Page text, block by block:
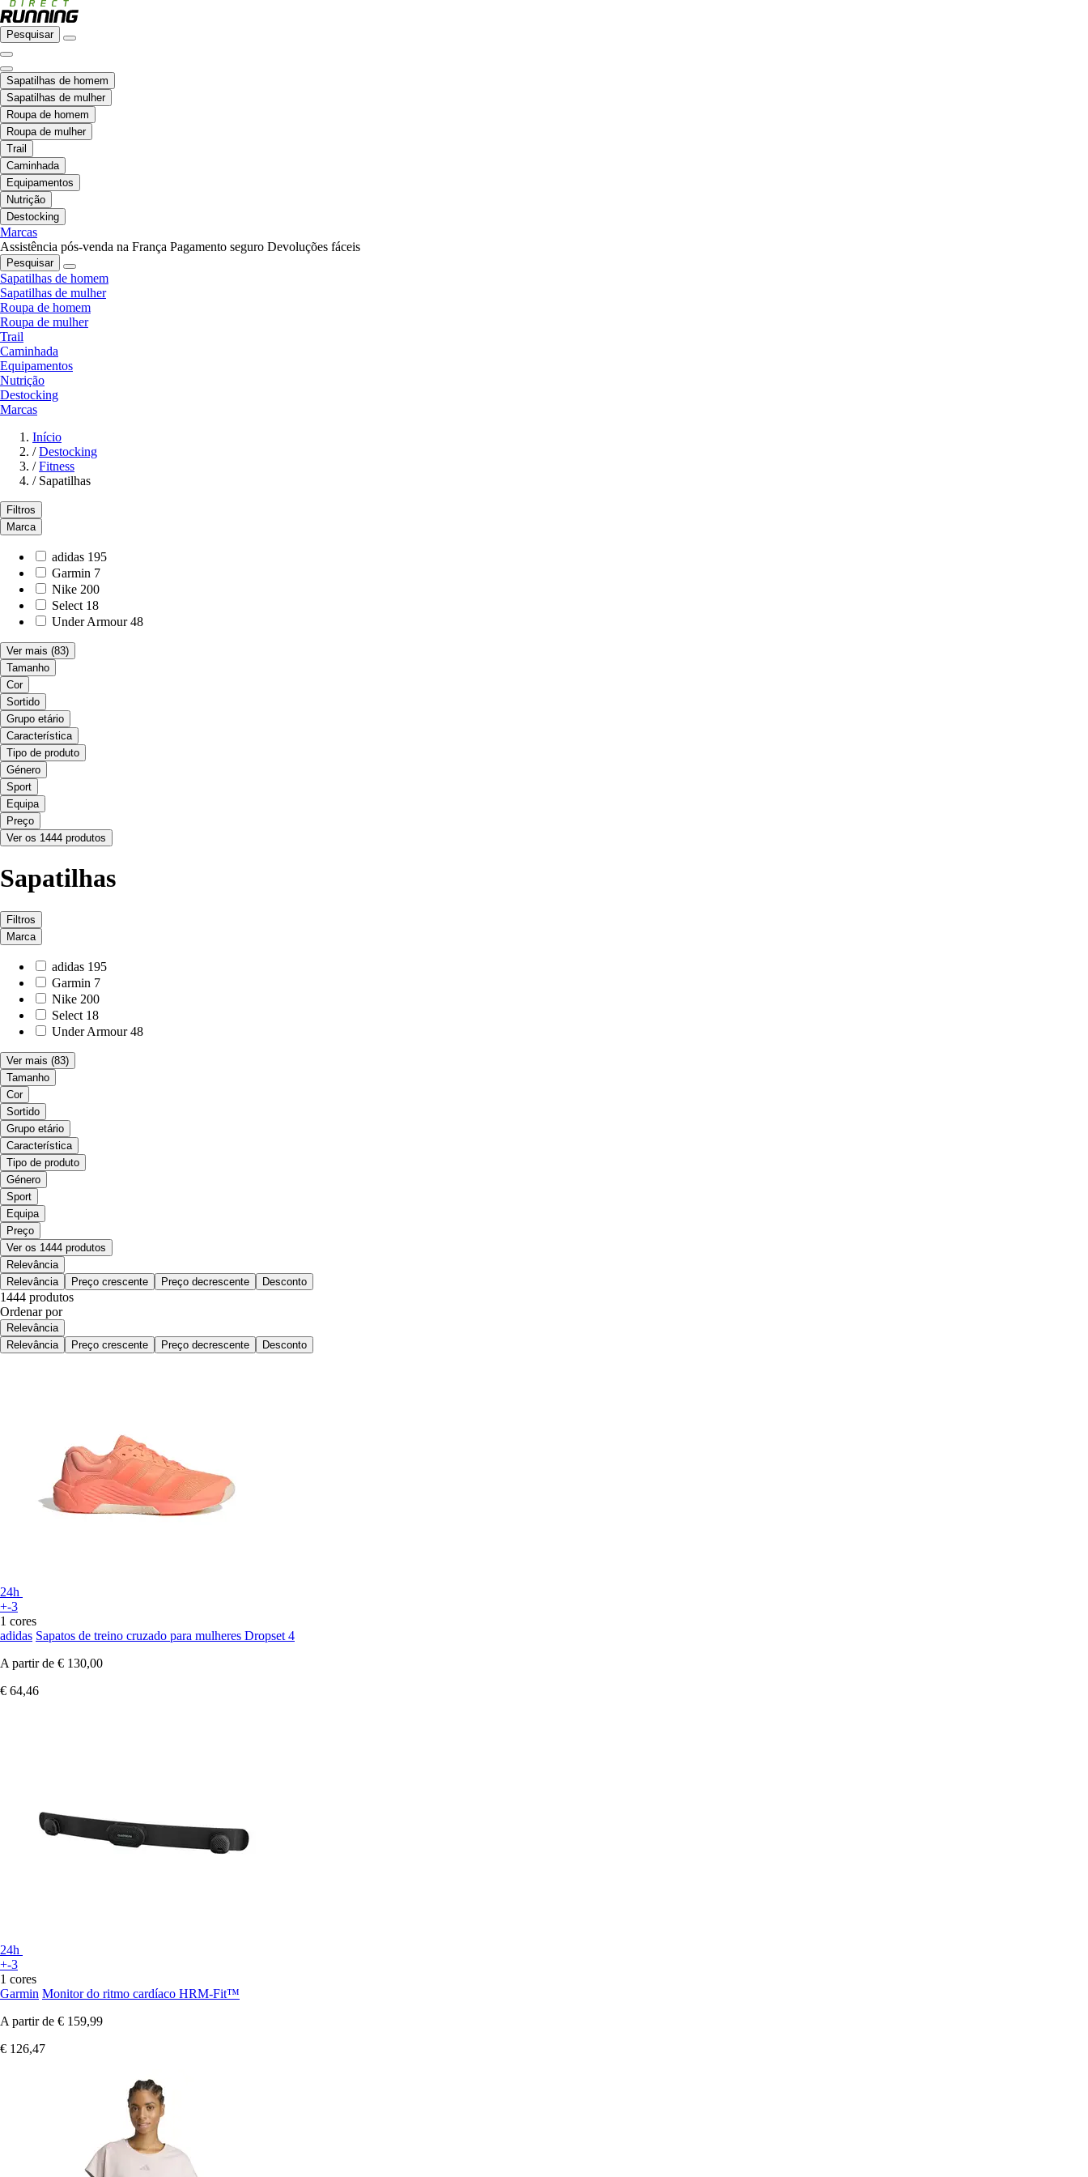
Pesquisar
Sapatilhas de homem
Sapatilhas de mulher
Roupa de homem
Roupa de mulher
Trail
Caminhada
Equipamentos
Nutrição
Destocking
Marcas
Assistência pós-venda na França Pagamento seguro Devoluções fáceis
Pesquisar
Sapatilhas de homem
Sapatilhas de mulher
Roupa de homem
Roupa de mulher
Trail
Caminhada
Equipamentos
Nutrição
Destocking
Marcas
Início
/ Destocking
/ Fitness
/ Sapatilhas
Filtros
Marca
adidas 195
Garmin 7
Nike 200
Select 18
Under Armour 48
Ver mais (83)
Tamanho
Cor
Sortido
Grupo etário
Característica
Tipo de produto
Género
Sport
Equipa
Preço
Ver os 1444 produtos
Sapatilhas
Filtros
Marca
adidas 195
Garmin 7
Nike 200
Select 18
Under Armour 48
Ver mais (83)
Tamanho
Cor
Sortido
Grupo etário
Característica
Tipo de produto
Género
Sport
Equipa
Preço
Ver os 1444 produtos
Relevância
Relevância
Preço crescente Preço decrescente Desconto
1444 produtos
Ordenar por
Relevância
Relevância
Preço crescente Preço decrescente Desconto
24h
+-3
1 cores
adidas Sapatos de treino cruzado para mulheres Dropset 4
A partir de € 130,00
€ 64,46
24h
+-3
1 cores
Garmin Monitor do ritmo cardíaco HRM-Fit™
A partir de € 159,99
€ 126,47